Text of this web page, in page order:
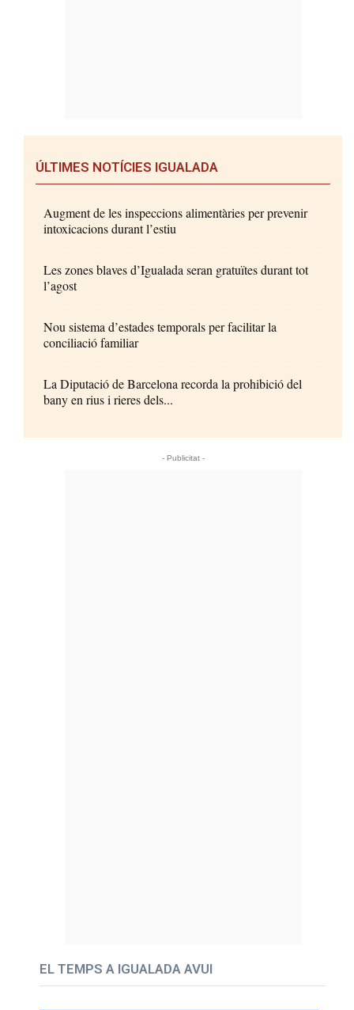
ÚLTIMES NOTÍCIES IGUALADA
Augment de les inspeccions alimentàries per prevenir
intoxicacions durant l’estiu
Les zones blaves d’Igualada seran gratuïtes durant tot
l’agost
Nou sistema d’estades temporals per facilitar la
conciliació familiar
La Diputació de Barcelona recorda la prohibició del
bany en rius i rieres dels...
- Publicitat -
EL TEMPS A IGUALADA AVUI